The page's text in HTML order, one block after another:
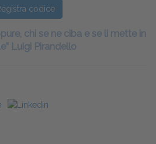
codice
chi se ne ciba e se li mette in
Luigi Pirandello